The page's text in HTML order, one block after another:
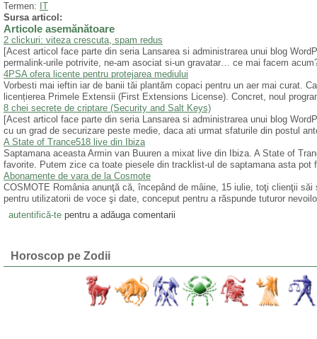
Termen: IT
Sursa articol:
Articole asemănătoare
2 clickuri: viteza crescuta, spam redus
[Acest articol face parte din seria Lansarea si administrarea unui blog
permalink-urile potrivite, ne-am asociat si-un gravatar… ce mai facem
4PSA ofera licente pentru protejarea mediului
Vorbesti mai ieftin iar de banii tăi plantăm copaci pentru un aer mai curat.
licențierea Primele Extensii (First Extensions License). Concret, noul
8 chei secrete de criptare (Security and Salt Keys)
[Acest articol face parte din seria Lansarea si administrarea unui blog
cu un grad de securizare peste medie, daca ati urmat sfaturile din postul
A State of Trance518 live din Ibiza
Saptamana aceasta Armin van Buuren a mixat live din Ibiza. A State of
favorite. Putem zice ca toate piesele din tracklist-ul de saptamana asta
Abonamente de vara de la Cosmote
COSMOTE România anunţă că, începând de mâine, 15 iulie, toţi clienţii
pentru utilizatorii de voce şi date, conceput pentru a răspunde tuturor
autentifică-tepentru a adăuga comentarii
Horoscop pe Zodii